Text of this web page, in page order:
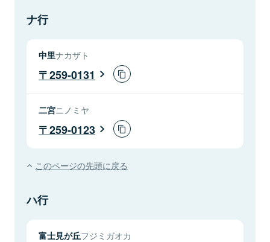
ナ行
中里ナカザト
259-0131
二宮ニノミヤ
259-0123
このページの先頭に戻る
ハ行
富士見が丘フジミガオカ